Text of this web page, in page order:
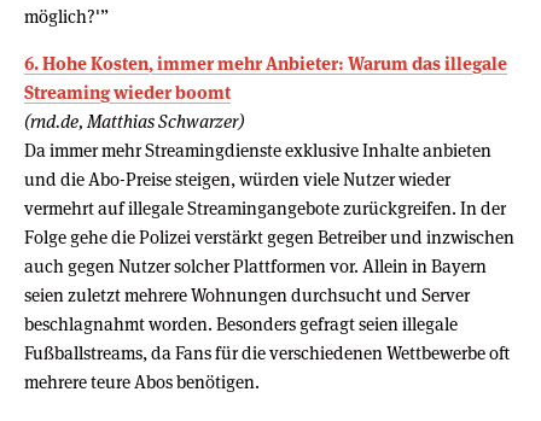
möglich?'”
6. Hohe Kosten, immer mehr Anbieter: Warum das illegale
Streaming wieder boomt
(rnd.de, Matthias Schwarzer)
Da immer mehr Streamingdienste exklusive Inhalte anbieten
und die Abo-Preise steigen, würden viele Nutzer wieder
vermehrt auf illegale Streamingangebote zurückgreifen. In der
Folge gehe die Polizei verstärkt gegen Betreiber und inzwischen
auch gegen Nutzer solcher Plattformen vor. Allein in Bayern
seien zuletzt mehrere Wohnungen durchsucht und Server
beschlagnahmt worden. Besonders gefragt seien illegale
Fußballstreams, da Fans für die verschiedenen Wettbewerbe oft
mehrere teure Abos benötigen.